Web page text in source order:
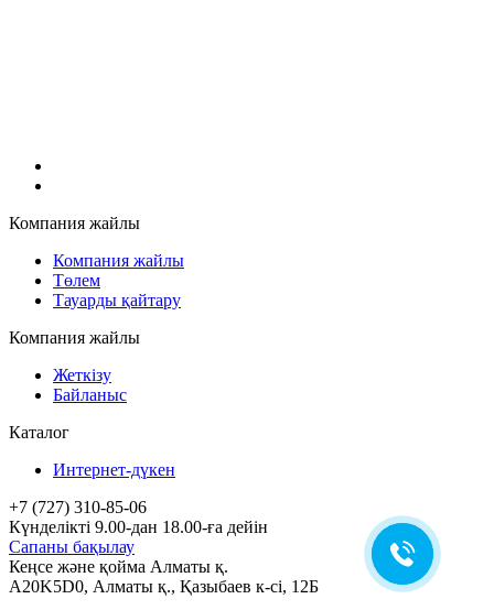
Компания жайлы
Компания жайлы
Төлем
Тауарды қайтару
Компания жайлы
Жеткізу
Байланыс
Каталог
Интернет-дүкен
+7 (727) 310-85-06
Күнделікті 9.00-дан 18.00-ға дейін
Сапаны бақылау
Кеңсе және қойма Алматы қ.
A20K5D0, Алматы қ., Қазыбаев к-сі, 12Б